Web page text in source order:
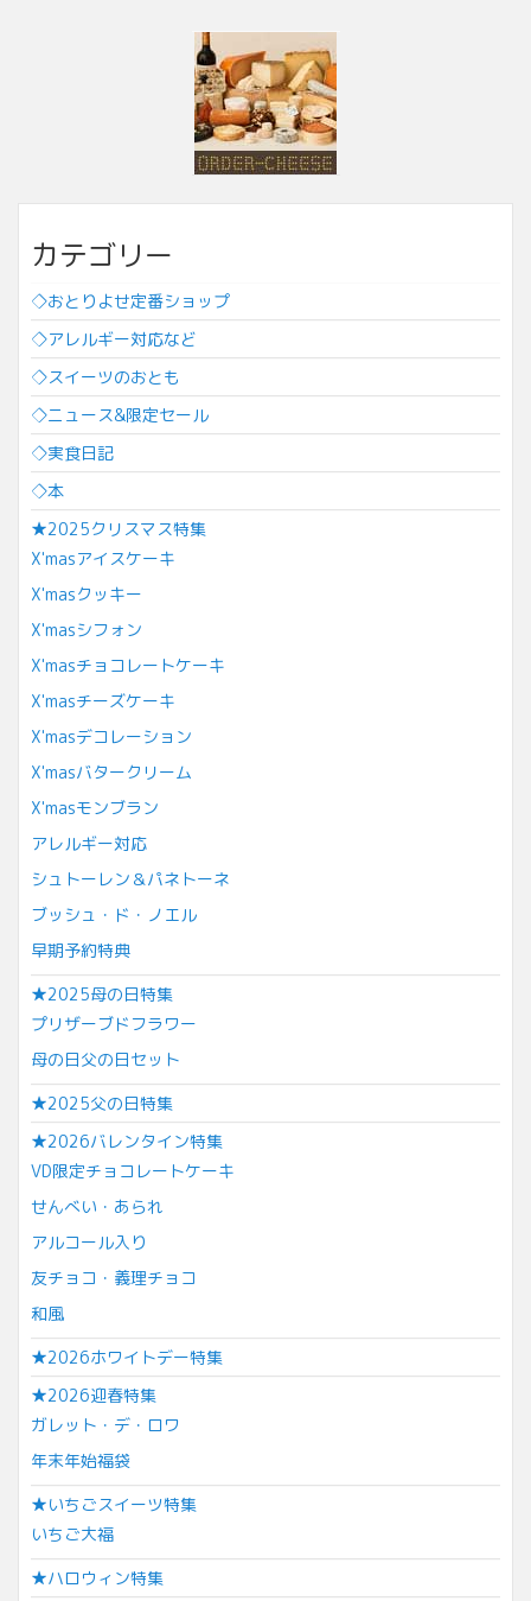
カテゴリー
◇おとりよせ定番ショップ
◇アレルギー対応など
◇スイーツのおとも
◇ニュース&限定セール
◇実食日記
◇本
★2025クリスマス特集
X'masアイスケーキ
X'masクッキー
X'masシフォン
X'masチョコレートケーキ
X'masチーズケーキ
X'masデコレーション
X'masバタークリーム
X'masモンブラン
アレルギー対応
シュトーレン＆パネトーネ
ブッシュ・ド・ノエル
早期予約特典
★2025母の日特集
プリザーブドフラワー
母の日父の日セット
★2025父の日特集
★2026バレンタイン特集
VD限定チョコレートケーキ
せんべい・あられ
アルコール入り
友チョコ・義理チョコ
和風
★2026ホワイトデー特集
★2026迎春特集
ガレット・デ・ロワ
年末年始福袋
★いちごスイーツ特集
いちご大福
★ハロウィン特集